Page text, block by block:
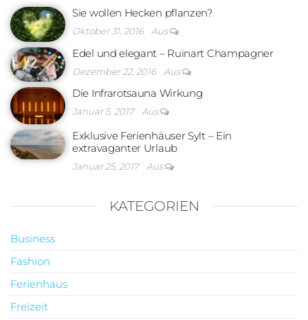
Sie wollen Hecken pflanzen?
Oktober 31, 2016 Aus
Edel und elegant – Ruinart Champagner
Dezember 22, 2016 Aus
Die Infrarotsauna Wirkung
Januar 5, 2017 Aus
Exklusive Ferienhäuser Sylt – Ein
extravaganter Urlaub
Januar 25, 2017 Aus
KATEGORIEN
Business
Fashion
Ferienhaus
Freizeit